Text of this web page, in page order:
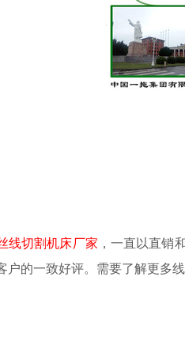
线切割机床厂家 ，一直以直销
户的一致好评。
需 要了解更多